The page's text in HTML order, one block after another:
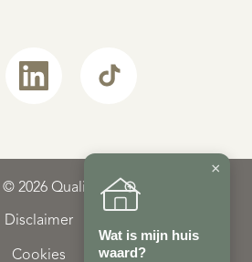
© 2026 Qualis
Disclaimer
Cookies
×
Wat is mijn huis
waard?